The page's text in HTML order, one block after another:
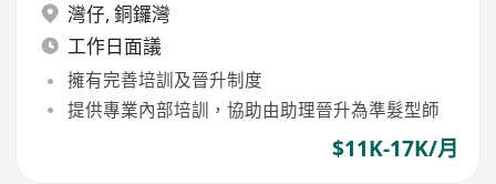
灣仔, 銅鑼灣
工作日面議
擁有完善培訓及晉升制度
提供專業內部培訓，協助由助理晉升為準髮型師
$11K-17K/月